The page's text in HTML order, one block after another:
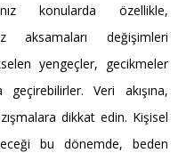
konularda özellikle,
aksamaları değişimleri
yengeçler, gecikmeler
Veri akışına,
dikkat edin. Kişisel
bu dönemde, beden